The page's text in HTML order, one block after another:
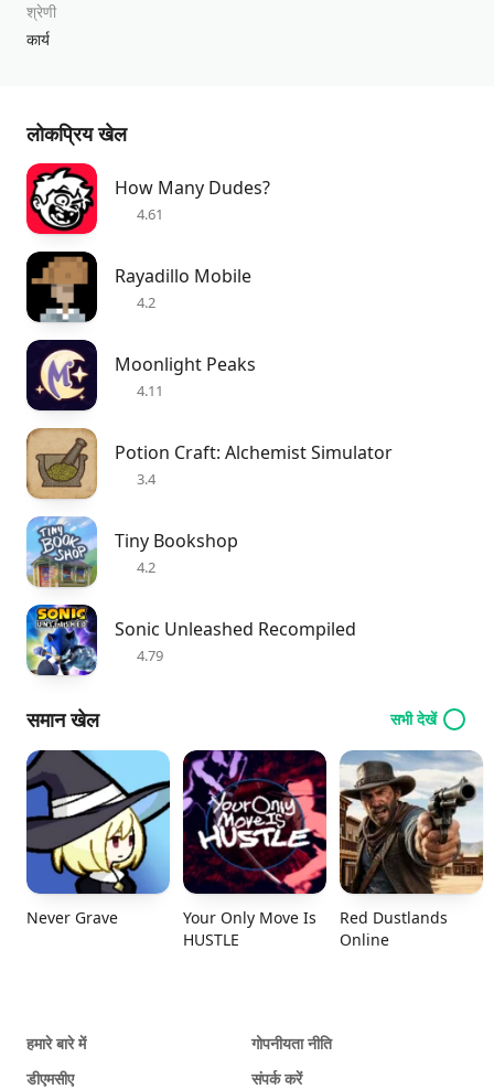
श्रेणी
कार्य
लोकप्रिय खेल
How Many Dudes?
4.61
Rayadillo Mobile
4.2
Moonlight Peaks
4.11
Potion Craft: Alchemist Simulator
3.4
Tiny Bookshop
4.2
Sonic Unleashed Recompiled
4.79
समान खेल सभी देखें
Never Grave
Your Only Move Is
HUSTLE
Red Dustlands
Online
हमारे बारे में
गोपनीयता नीति
डीएमसीए
संपर्क करें